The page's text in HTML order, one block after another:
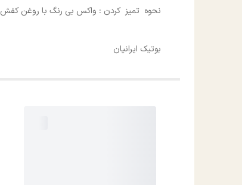
نحوه تمیز کردن : واکس بی رنگ با روغن کفش
بوتیک ایرانیان